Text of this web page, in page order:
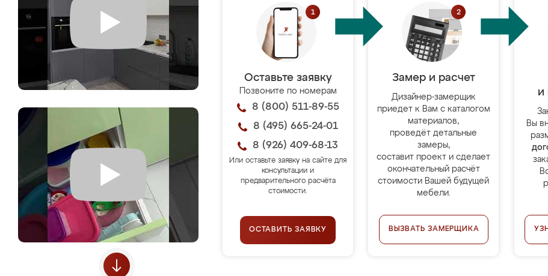
Оставьте заявку
Позвоните по номерам
8 (800) 511-89-55
8 (495) 665-24-01
8 (926) 409-68-13
Или оставьте заявку на сайте для
консультации и
предварительного расчёта
стоимости.
ОСТАВИТЬ ЗАЯВКУ
Замер и расчет
Дизайнер-замерщик
приедет к Вам с каталогом
материалов,
проведёт детальные
замеры,
составит проект и сделает
окончательный расчёт
стоимости Вашей будущей
мебели.
ВЫЗВАТЬ ЗАМЕРЩИКА
и
Вы